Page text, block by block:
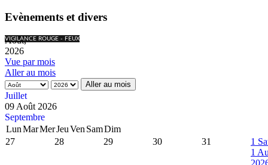
Evènements et divers
VIGILANCE ROUGE - FEUX
Août,
2026
Vue par mois
Aller au mois
Aller au mois
Juillet
09 Août 2026
Septembre
LunMarMerJeuVen SamDim
27
28 29 30 31 1
1